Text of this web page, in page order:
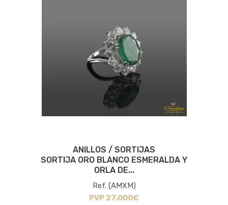
ANILLOS / SORTIJAS
SORTIJA ORO BLANCO ESMERALDA Y
ORLA DE...
Ref. (AMXM)
PVP 27.000€